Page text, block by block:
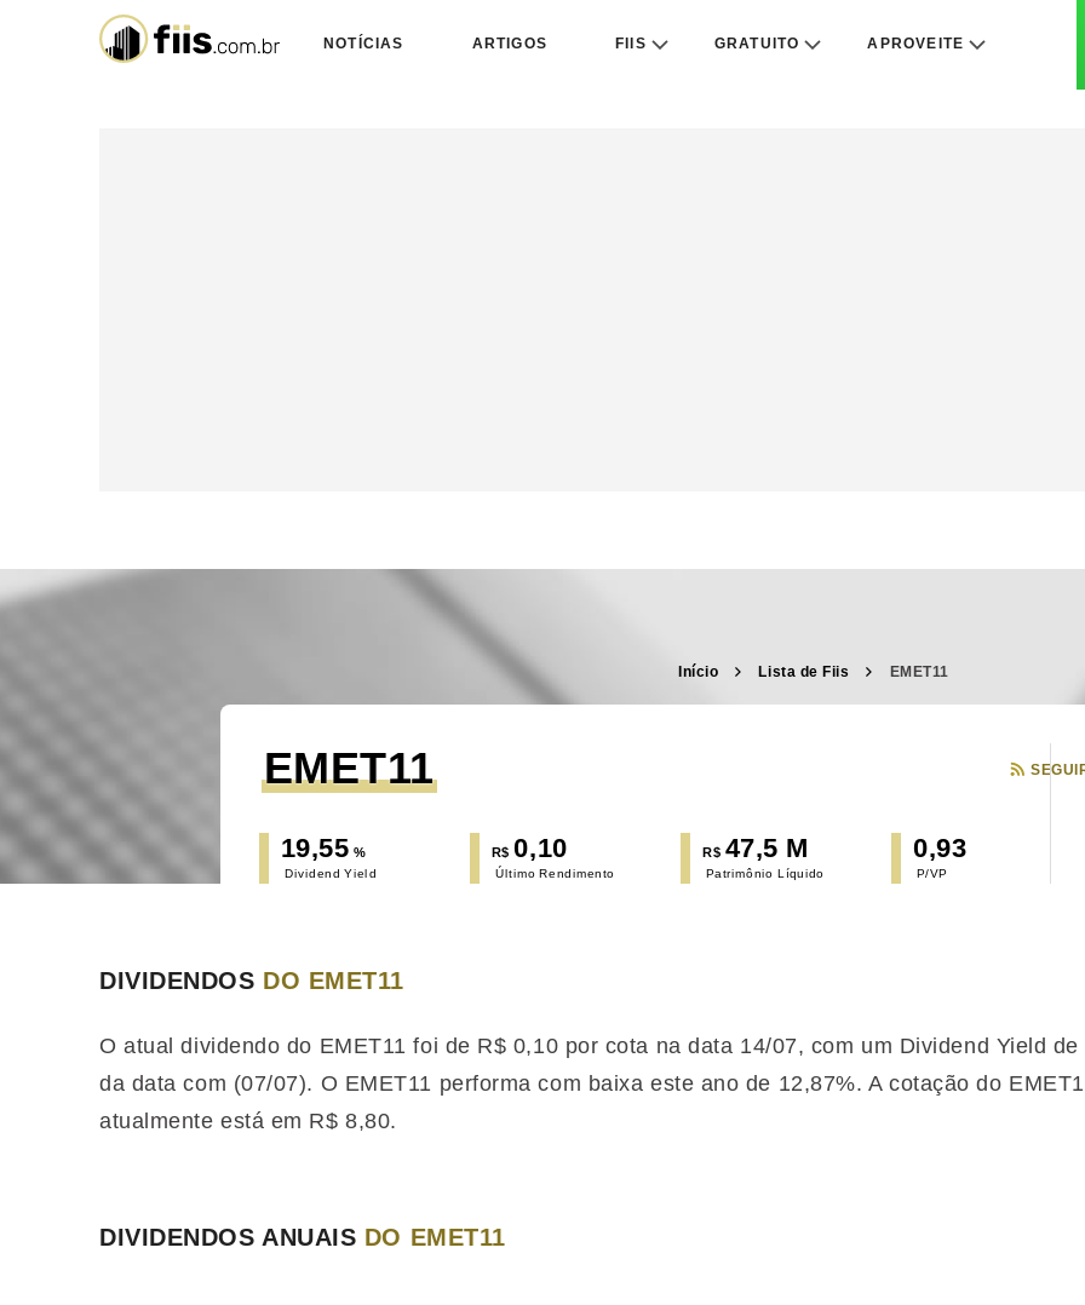
NOTÍCIAS ARTIGOS FIIS GRATUITO APROVEITE
Início Lista de Fiis EMET11
EMET11
19,55 %
Dividend Yield
R$ 0,10
Último Rendimento
R$ 47,5 M
Patrimônio Líquido
0,93
P/VP
DIVIDENDOS DO EMET11
O atual dividendo do EMET11 foi de R$ 0,10 por cota na data 14/07, com um Dividend Yield
da data com (07/07). O EMET11 performacom baixa este ano de 12,87%. A cotação do
atualmente está em R$ 8,80.
DIVIDENDOS ANUAIS DO EMET11